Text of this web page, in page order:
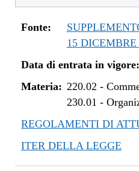
Fonte:
15 DICEMBRE
Data di entrata in vigore:
Materia: 220.02 -
230.01 -
REGOLAMENTI DI
ITER DELLA LEGGE